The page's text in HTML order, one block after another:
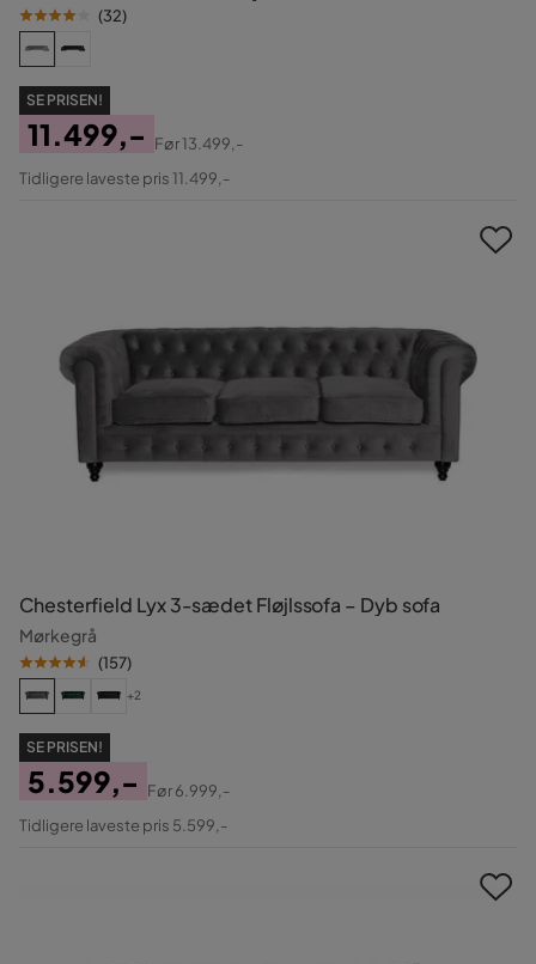
(32)
SE PRISEN!
Pris
11.499,-
Original
Før13.499,-
Tidligere laveste pris 11.499,-
Chesterfield Lyx 3-sædet Fløjlssofa – Dyb sofa
Mørkegrå
(157)
+2
SE PRISEN!
Pris
5.599,-
Original
Før6.999,-
Tidligere laveste pris 5.599,-